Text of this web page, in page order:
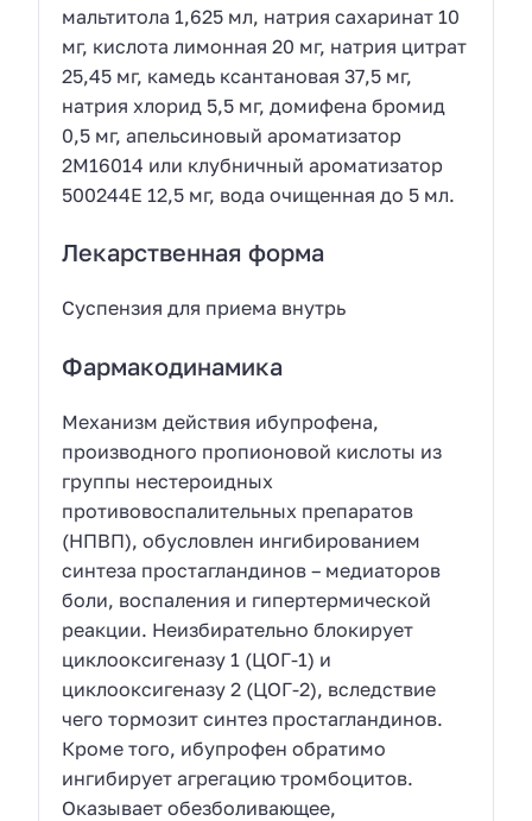
мальтитола 1,625 мл, натрия сахаринат 10
мг, кислота лимонная 20 мг, натрия цитрат
25,45 мг, камедь ксантановая 37,5 мг,
натрия хлорид 5,5 мг, домифена бромид
0,5 мг, апельсиновый ароматизатор
2М16014 или клубничный ароматизатор
500244Е 12,5 мг, вода очищенная до 5 мл.
Лекарственная форма
Cуспензия для приема внутрь
Фармакодинамика
Механизм действия ибупрофена,
производного пропионовой кислоты из
группы нестероидных
противовоспалительных препаратов
(НПВП), обусловлен ингибированием
синтеза простагландинов – медиаторов
боли, воспаления и гипертермической
реакции. Неизбирательно блокирует
циклооксигеназу 1 (ЦОГ-1) и
циклооксигеназу 2 (ЦОГ-2), вследствие
чего тормозит синтез простагландинов.
Кроме того, ибупрофен обратимо
ингибирует агрегацию тромбоцитов.
Оказывает обезболивающее,